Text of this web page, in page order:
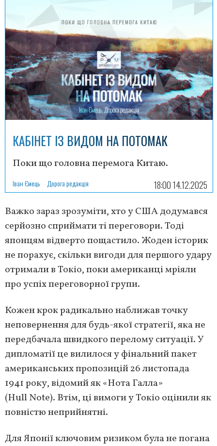
КАБІНЕТ ІЗ ВИДОМ НА ПОТОМАК
Поки що головна перемога Китаю.
Іван Ємець Дорога редакція 18:00 14.12.2025
Важко зараз зрозуміти, хто у США додумався
серйозно сприймати ті переговори. Тоді
японцям відверто пощастило. Жоден історик
не порахує, скільки вигоди для першого удару
отримали в Токіо, поки американці мріяли
про успіх переговорної групи.
Кожен крок радикально наближав точку
неповернення для будь-якої стратегії, яка не
передбачала швидкого перелому ситуації. У
дипломатії це вилилося у фінальний пакет
американських пропозицій 26 листопада
1941 року, відомий як «Нота Галла»
(Hull Note). Втім, ці вимоги у Токіо оцінили як
повністю неприйнятні.
Для Японії ключовим ризиком була не погана